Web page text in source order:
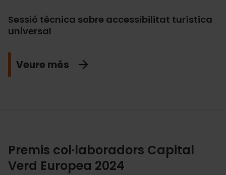
Sessió tècnica sobre accessibilitat turística
universal
Veure més
Premis col·laboradors Capital
Verd Europea 2024